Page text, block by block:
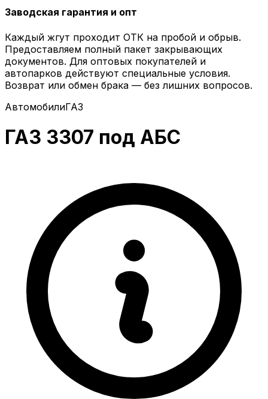
Заводская гарантия и опт
Каждый жгут проходит ОТК на пробой и обрыв.
Предоставляем полный пакет закрывающих
документов. Для оптовых покупателей и
автопарков действуют специальные условия.
Возврат или обмен брака — без лишних вопросов.
АвтомобилиГАЗ
ГАЗ 3307 под АБС